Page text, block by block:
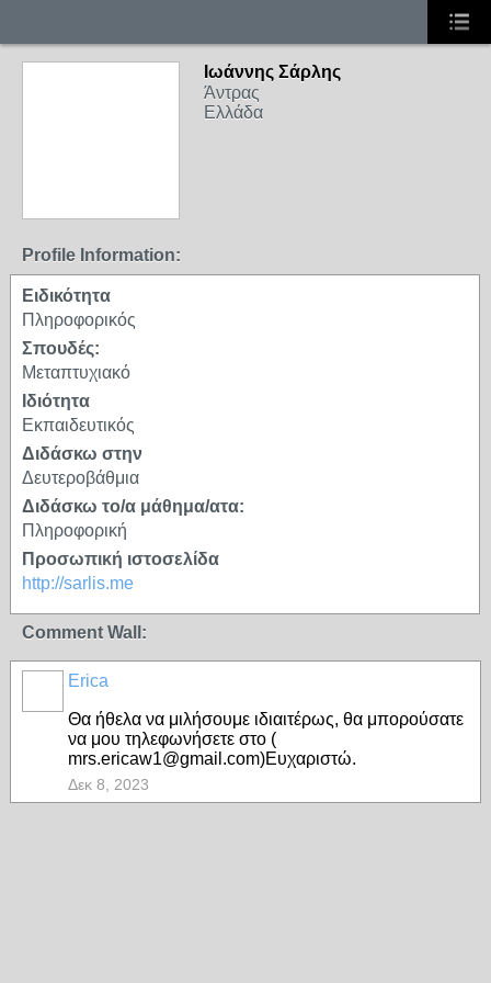
Ιωάννης Σάρλης
Άντρας
Ελλάδα
Profile Information:
Ειδικότητα
Πληροφορικός
Σπουδές:
Μεταπτυχιακό
Ιδιότητα
Εκπαιδευτικός
Διδάσκω στην
Δευτεροβάθμια
Διδάσκω το/α μάθημα/ατα:
Πληροφορική
Προσωπική ιστοσελίδα
http://sarlis.me
Comment Wall:
Erica
Θα ήθελα να μιλήσουμε ιδιαιτέρως, θα μπορούσατε
να μου τηλεφωνήσετε στο (
mrs.ericaw1@gmail.com)Ευχαριστώ.
Δεκ 8, 2023